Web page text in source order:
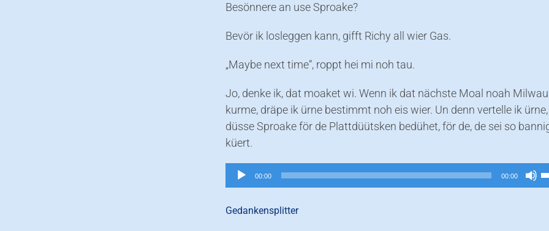
Besönnere an use Sproake?
Bevör ik losleggen kann, gifft Richy all wier Gas.
„Maybe next time“, roppt hei mi noh tau.
Jo, denke ik, dat moaket wi. Wenn ik dat nächste Moal noah
kurme, dräpe ik ürne bestimmt noh eis wier. Un denn vertelle ik
düsse Sproake för de Plattdüütsken bedühet, för de, de sei so
küert.
Audio-
Player
00:00 00:00
Gedankensplitter